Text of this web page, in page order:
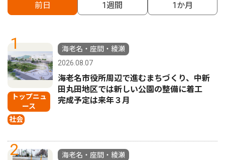
前日 1週間 1か月
1
トップニュ
ース
社会
海老名・座間・綾瀬
2026.08.07
海老名市役所周辺で進むまちづくり、中新
田丸田地区では新しい公園の整備に着工
完成予定は来年３月
2
海老名・座間・綾瀬